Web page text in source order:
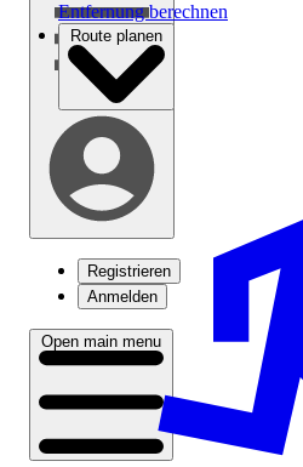
Registrieren
Anmelden
Open main menu
Entfernung berechnen
Route planen